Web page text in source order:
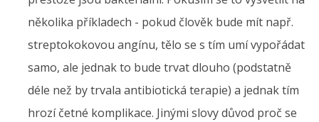
několika příkladech - pokud člověk bude mít např.
streptokokovou angínu, tělo se s tím umí vypořádat
samo, ale jednak to bude trvat dlouho (podstatně
déle než by trvala antibiotická terapie) a jednak tím
hrozí četné komplikace. Jinými slovy důvod proč se